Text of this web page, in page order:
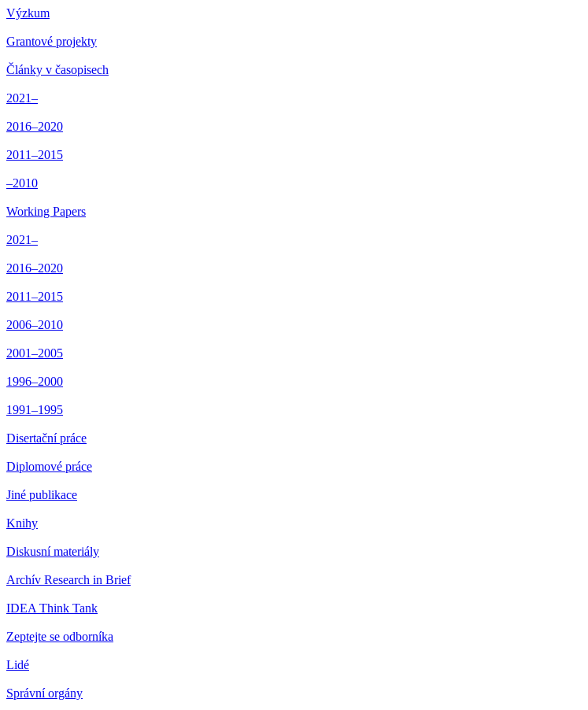
Výzkum
Grantové projekty
Články v časopisech
2021–
2016–2020
2011–2015
–2010
Working Papers
2021–
2016–2020
2011–2015
2006–2010
2001–2005
1996–2000
1991–1995
Disertační práce
Diplomové práce
Jiné publikace
Knihy
Diskusní materiály
Archív Research in Brief
IDEA Think Tank
Zeptejte se odborníka
Lidé
Správní orgány